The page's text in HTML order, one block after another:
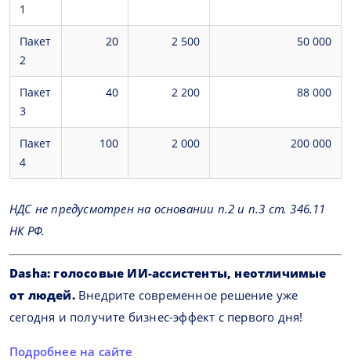
1
Пакет
2
20 2 500 50 000
Пакет
3
40 2 200 88 000
Пакет
4
100 2 000 200 000
НДС не предусмотрен на основании п.2 и п.3 ст. 346.11
НК РФ.
Dasha: голосовые ИИ-ассистенты, неотличимые
от людей.Внедрите современное решение уже
сегодня и получите бизнес-эффект с первого дня!
Подробнее на сайте